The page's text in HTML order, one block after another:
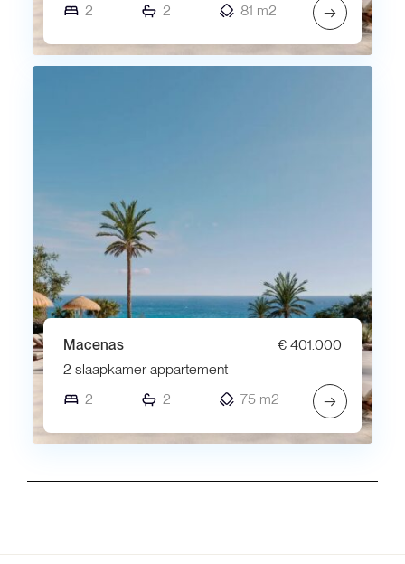
2
2 81 m2 →
Macenas
€ 401.000
2 slaapkamer appartement
2
2 75 m2 →